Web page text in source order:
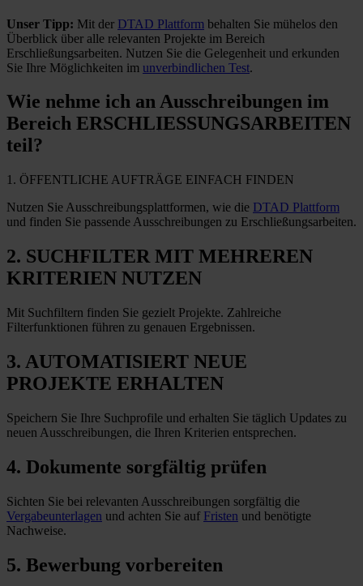
Unser Tipp: Mit der DTAD Plattform behalten Sie mühelos den
Überblick über alle relevanten Projekte im Bereich
Erschließungsarbeiten. Nutzen Sie die Gelegenheit und erkunden
Sie Ihre Möglichkeiten im unverbindlichen Test.
Wie nehme ich an Ausschreibungen im
Bereich ERSCHLIESSUNGSARBEITEN
teil?
1. ÖFFENTLICHE AUFTRÄGE EINFACH FINDEN
Nutzen Sie Ausschreibungsplattformen, wie die DTAD Plattform
und finden Sie passende Ausschreibungen zu Erschließungsarbeiten.
2. SUCHFILTER MIT MEHREREN
KRITERIEN NUTZEN
Mit Suchfiltern finden Sie gezielt Projekte. Zahlreiche
Filterfunktionen führen zu genauen Ergebnissen.
3. AUTOMATISIERT NEUE
PROJEKTE ERHALTEN
Speichern Sie Ihre Suchprofile und erhalten Sie täglich Updates zu
neuen Ausschreibungen, die Ihren Kriterien entsprechen.
4. Dokumente sorgfältig prüfen
Sichten Sie bei relevanten Ausschreibungen sorgfältig die
Vergabeunterlagen und achten Sie auf Fristen und benötigte
Nachweise.
5. Bewerbung vorbereiten